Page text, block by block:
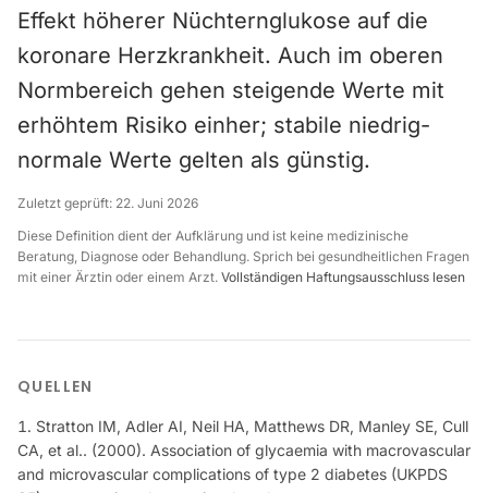
Effekt höherer Nüchternglukose auf die
koronare Herzkrankheit. Auch im oberen
Normbereich gehen steigende Werte mit
erhöhtem Risiko einher; stabile niedrig-
normale Werte gelten als günstig.
Zuletzt geprüft: 22. Juni 2026
Diese Definition dient der Aufklärung und ist keine medizinische
Beratung, Diagnose oder Behandlung. Sprich bei gesundheitlichen Fragen
mit einer Ärztin oder einem Arzt. Vollständigen Haftungsausschluss lesen
QUELLEN
Stratton IM, Adler AI, Neil HA, Matthews DR, Manley SE, Cull
CA, et al.. (2000). Association of glycaemia with macrovascular
and microvascular complications of type 2 diabetes (UKPDS